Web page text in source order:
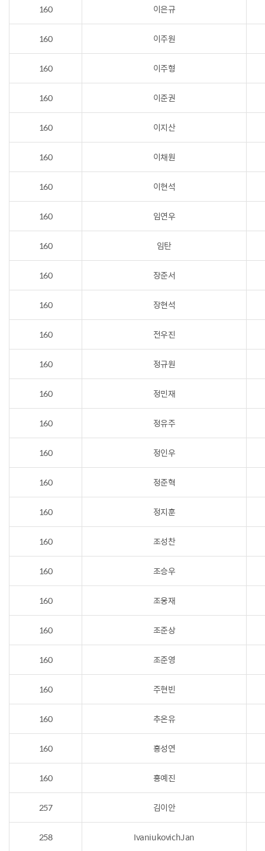
160 이은규
160 이주원
160 이주형
160 이준권
160 이지산
160 이채원
160 이현석
160 임연우
160 임탄
160 장준서
160 장현석
160 전우진
160 정규원
160 정민재
160 정유주
160 정인우
160 정준혁
160 정지훈
160 조성찬
160 조승우
160 조웅재
160 조준상
160 조준영
160 주현빈
160 추온유
160 홍성연
160 홍예진
257 김이안
258 IvaniukovichJan